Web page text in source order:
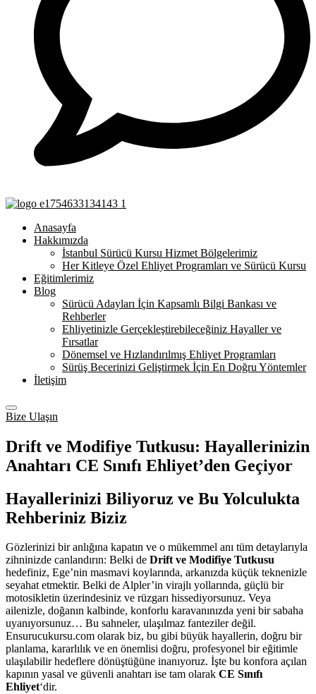
Anasayfa
Hakkımızda
İstanbul Sürücü Kursu Hizmet Bölgelerimiz
Her Kitleye Özel Ehliyet Programları ve Sürücü Kursu
Eğitimlerimiz
Blog
Sürücü Adayları İçin Kapsamlı Bilgi Bankası ve
Rehberler
Ehliyetinizle Gerçekleştirebileceğiniz Hayaller ve
Fırsatlar
Dönemsel ve Hızlandırılmış Ehliyet Programları
Sürüş Becerinizi Geliştirmek İçin En Doğru Yöntemler
İletişim
Bize Ulaşın
Drift ve Modifiye Tutkusu: Hayallerinizin
Anahtarı CE Sınıfı Ehliyet’den Geçiyor
Hayallerinizi Biliyoruz ve Bu Yolculukta
Rehberiniz Biziz
Gözlerinizi bir anlığına kapatın ve o mükemmel anı tüm detaylarıyla
zihninizde canlandırın: Belki de Drift ve Modifiye Tutkusu
hedefiniz, Ege’nin masmavi koylarında, arkanızda küçük teknenizle
seyahat etmektir. Belki de Alpler’in virajlı yollarında, güçlü bir
motosikletin üzerindesiniz ve rüzgarı hissediyorsunuz. Veya
ailenizle, doğanın kalbinde, konforlu karavanınızda yeni bir sabaha
uyanıyorsunuz… Bu sahneler, ulaşılmaz fanteziler değil.
Ensurucukursu.com olarak biz, bu gibi büyük hayallerin, doğru bir
planlama, kararlılık ve en önemlisi doğru, profesyonel bir eğitimle
ulaşılabilir hedeflere dönüştüğüne inanıyoruz. İşte bu konfora açılan
kapının yasal ve güvenli anahtarı ise tam olarak CE Sınıfı
Ehliyet‘dir.